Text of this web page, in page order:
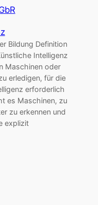
Bildung Definition
Intelligenz
Maschinen oder
erledigen, für die
erforderlich
es Maschinen, zu
zu erkennen und
explizit